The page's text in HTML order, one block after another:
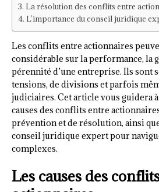
La résolution des conflits entre
L’importance du conseil juridique
Les conflits entre actionnaires
considérable sur la performance, la
pérennité d’une entreprise. Ils sont
tensions, de divisions et parfois
judiciaires. Cet article vous guidera
causes des conflits entre
prévention et de résolution, ainsi
conseil juridique expert pour
complexes.
Les causes des